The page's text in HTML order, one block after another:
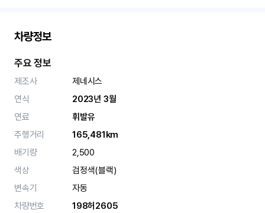
차량정보
주요 정보
제조사
제네시스
연식
2023년 3월
연료
휘발유
주행거리
165,481km
배기량
2,500
색상
검정색(블랙)
변속기
자동
차량번호
198허2605